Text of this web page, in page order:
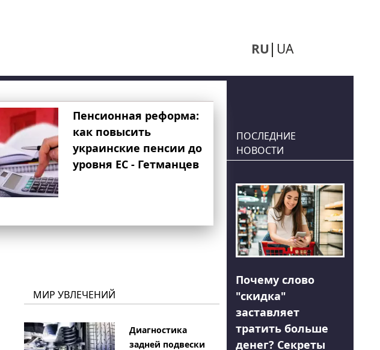
RU UA
Пенсионная реформа:
как повысить
украинские пенсии до
уровня ЕС - Гетманцев
МИР УВЛЕЧЕНИЙ
Диагностика
задней подвески
ПОСЛЕДНИЕ
НОВОСТИ
Почему слово
"скидка"
заставляет
тратить больше
денег? Секреты